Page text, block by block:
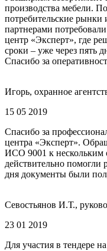
производства мебели.
потребительские рынки
партнерами
центр «Эксперт», где
сроки – уже через пять
Спасибо за
Игорь, охранное
15 05 2019
Спасибо за
центра «Эксперт».
ИСО 9001 к нескольким
действительно помогли
дня документы были
Севостьянов И.Т.,
23 01 2019
Для участия в тендере